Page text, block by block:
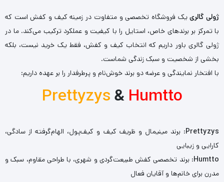
ژولی گالرییک فروشگاه تخصصی و متفاوت در زمینه کیف و کفش است که
با تمرکز بر برندهای خاص، استایل را با کیفیت و عملکرد ترکیب می‌کند. ما در
ژولی گالری باور داریم که انتخاب کیف و کفش، فقط یک خرید نیست، بلکه
بخشی از شخصیت و سبک زندگی شماست.
با افتخار نمایندگی و عرضه دو برند خوش‌نام و پرطرفدار را بر عهده داریم:
Prettyzys& Humtto
Prettyzys: برند مینیمال و ظریف کیف و کیف‌پول، الهام‌گرفته از سادگی،
کارایی و زیبایی
Humtto: برند تخصصی کفش طبیعت‌گردی و شهری، با طراحی مقاوم، سبک و
مدرن برای خانم‌ها و آقایان فعال